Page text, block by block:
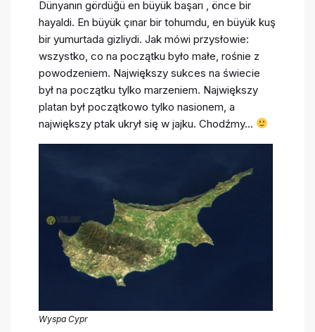
Dünyanın gördüğü en büyük başarı , önce bir
hayaldi. En büyük çınar bir tohumdu, en büyük kuş
bir yumurtada gizliydi. Jak mówi przysłowie:
wszystko, co na początku było małe, rośnie z
powodzeniem. Największy sukces na świecie
był na początku tylko marzeniem. Największy
platan był początkowo tylko nasionem, a
największy ptak ukrył się w jajku. Chodźmy…
Wyspa Cypr